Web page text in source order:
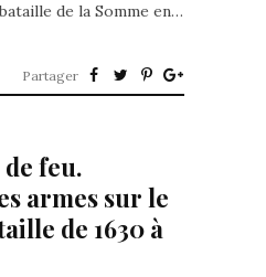
de la Somme en…
Partager
feu.
armes sur le
de 1630 à